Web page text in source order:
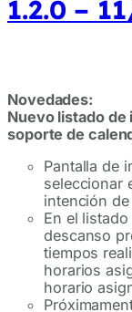
1.2.0 –
Novedades:
Nuevo listado
soporte de
Pantalla de
seleccionar
intención
En el
descanso
tiempos
horarios
horario